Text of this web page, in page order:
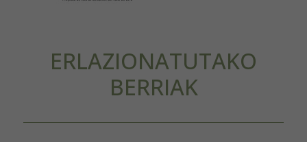
ERLAZIONATUTAKO
BERRIAK